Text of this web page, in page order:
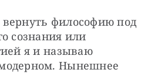
философию под
сознания или
я и называю
Нынешнее